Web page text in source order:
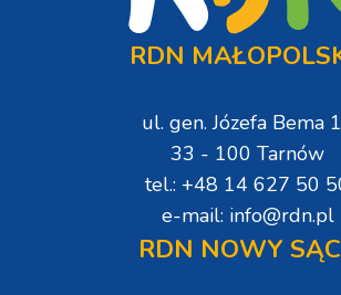
RDN
ul. gen. Józefa Bema
33 - 100 Tarnów
tel.: +48 14 627 50
e-mail: info@rdn.pl
RDN NOWY